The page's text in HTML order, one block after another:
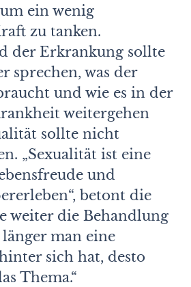
ein wenig
zu tanken.
der Erkrankung sollte
sprechen, was der
und wie es in der
weitergehen
sollte nicht
„Sexualität ist eine
und
betont die
weiter die Behandlung
man eine
sich hat, desto
Thema.“